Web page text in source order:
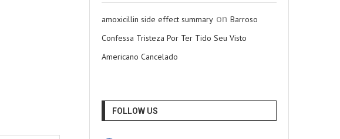
amoxicillin side effect summary on Barroso
Confessa Tristeza Por Ter Tido Seu Visto
Americano Cancelado
FOLLOW US